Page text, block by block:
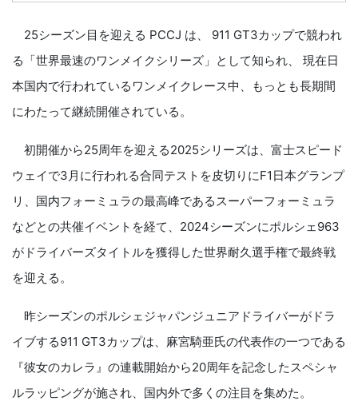
25シーズン目を迎える PCCJ は、 911 GT3カップで競われ
る「世界最速のワンメイクシリーズ」として知られ、 現在日
本国内で行われているワンメイクレース中、もっとも長期間
にわたって継続開催されている。
初開催から25周年を迎える2025シリーズは、富士スピード
ウェイで3月に行われる合同テストを皮切りにF1日本グランプ
リ、国内フォーミュラの最高峰であるスーパーフォーミュラ
などとの共催イベントを経て、2024シーズンにポルシェ963
がドライバーズタイトルを獲得した世界耐久選手権で最終戦
を迎える。
昨シーズンのポルシェジャパンジュニアドライバーがドラ
イブする911 GT3カップは、麻宮騎亜氏の代表作の一つである
『彼女のカレラ』の連載開始から20周年を記念したスペシャ
ルラッピングが施され、国内外で多くの注目を集めた。